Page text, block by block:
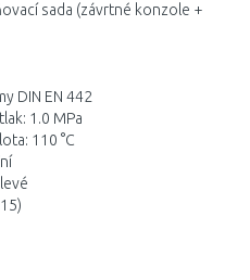
sada (závrtné konzole +
DIN EN 442
1.0 MPa
110 °C